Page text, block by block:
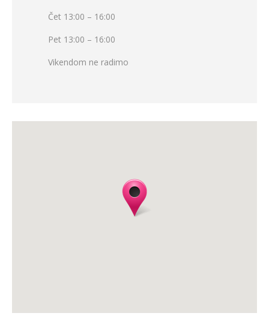
Čet 13:00 – 16:00
Pet 13:00 – 16:00
Vikendom ne radimo